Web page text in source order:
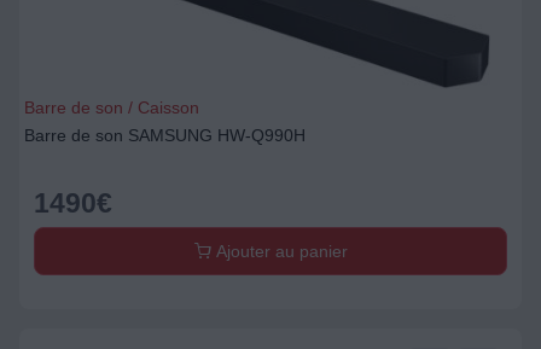
Barre de son / Caisson
Barre de son SAMSUNG HW-Q990H
1490€
Ajouter au panier